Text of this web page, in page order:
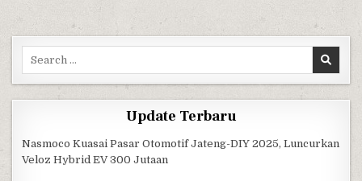
Update Terbaru
Nasmoco Kuasai Pasar Otomotif Jateng-DIY 2025, Luncurkan
Veloz Hybrid EV 300 Jutaan